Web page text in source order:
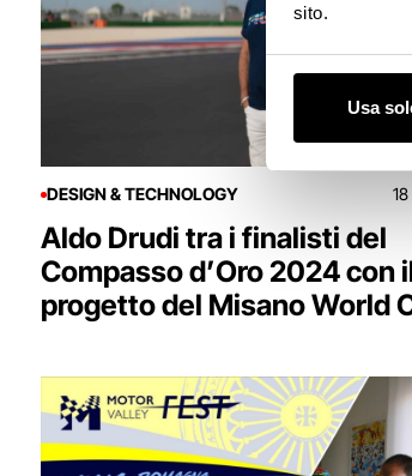
sito.
Usa
DESIGN & TECHNOLOGY
Aldo Drudi tra i finalisti del
Compasso d’Oro 2024 con
progetto del Misano World